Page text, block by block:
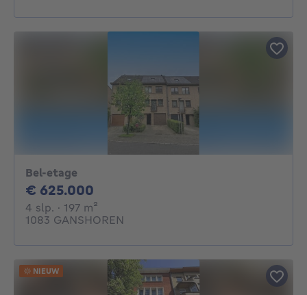
Bel-etage
€ 625.000
4 slp. 4 slaapkamers
· 197 m²
1083 GANSHOREN
NIEUW